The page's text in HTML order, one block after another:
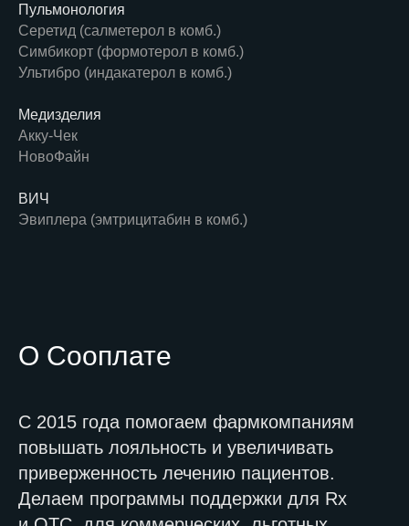
Пульмонология
Серетид (салметерол в комб.)
Симбикорт (формотерол в комб.)
Ультибро (индакатерол в комб.)
Медизделия
Акку-Чек
НовоФайн
ВИЧ
Эвиплера (эмтрицитабин в комб.)
О Сооплате
С 2015 года помогаем фармкомпаниям
повышать лояльность и увеличивать
приверженность лечению пациентов.
Делаем программы поддержки для Rx